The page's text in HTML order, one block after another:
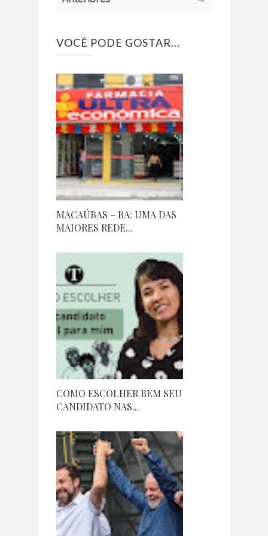
VOCÊ PODE GOSTAR...
MACAÚBAS – BA: UMA DAS
MAIORES REDE...
COMO ESCOLHER BEM SEU
CANDIDATO NAS...